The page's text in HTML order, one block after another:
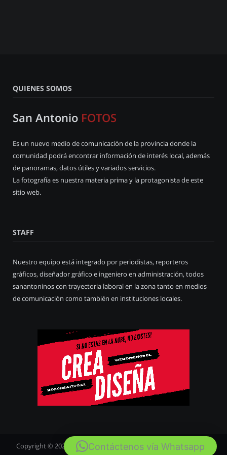
QUIENES SOMOS
San Antonio FOTOS
Es un nuevo medio de comunicación de la provincia donde la
comunidad podrá encontrar información de interés local, además
de panoramas, datos útiles y variados servicios.
La fotografía es nuestra materia prima y la protagonista de este
sitio web.
STAFF
Nuestro equipo está integrado por periodistas, reporteros
gráficos, diseñador gráfico e ingeniero en administración, todos
sanantoninos con trayectoria laboral en la zona tanto en medios
de comunicación como también en instituciones locales.
Copyright © 2020 San Antonio Fotos. Diseñado porWebdiseños
Contáctenos vía Whatsapp